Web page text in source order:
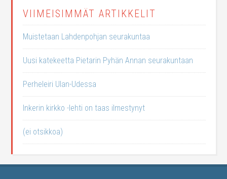
VIIMEISIMMÄT ARTIKKELIT
Muistetaan Lahdenpohjan seurakuntaa
Uusi katekeetta Pietarin Pyhän Annan seurakuntaan
Perheleiri Ulan-Udessa
Inkerin kirkko -lehti on taas ilmestynyt
(ei otsikkoa)